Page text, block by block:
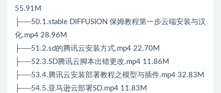
55.91M
├──50.1.stable DIFFUSION 保姆教程第一步云端安装与汉
化.mp4 28.96M
├──51.2.sd的腾讯云安装方式.mp4 22.70M
├──52.3.SD腾讯云脚本出错更改.mp4 11.86M
├──53.4.腾讯云安装部署教程之模型与插件.mp4 32.83M
├──54.5.亚马逊云部署SD.mp4 11.83M